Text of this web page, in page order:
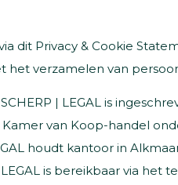
dit Privacy & Cookie
het verzamelen van
| LEGAL is
Kamer van Koop-handel
houdt kantoor in
is bereikbaar via het